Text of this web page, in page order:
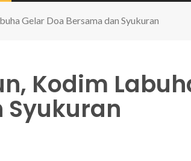
Gelar Doa Bersama dan Syukuran
Kodim
Syukuran